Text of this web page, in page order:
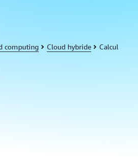
computing Cloud hybride Calcul